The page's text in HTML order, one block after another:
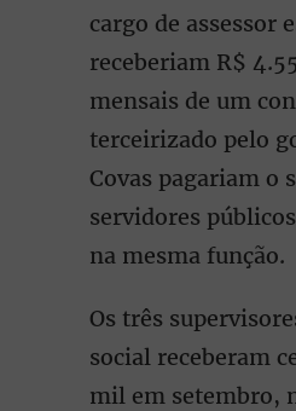
cargo de assessor
receberiam R$
mensais de um
terceirizado pelo
Covas pagariam o
servidores
na mesma função.
Os três
social receberam
mil em setembro,